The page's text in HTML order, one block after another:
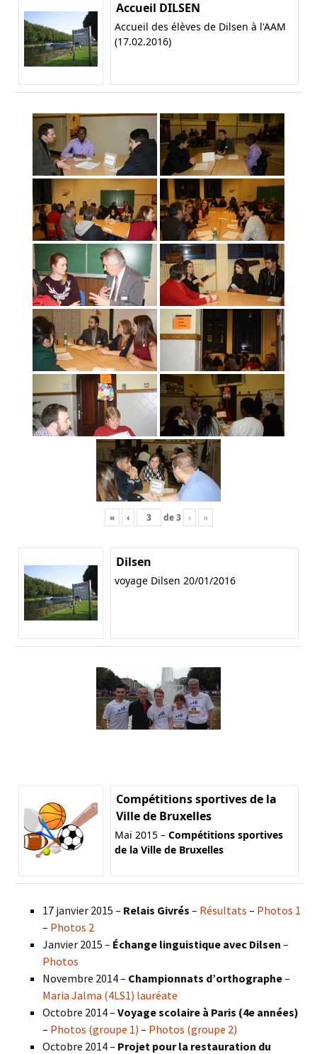
Accueil DILSEN
Accueil des élèves de Dilsen à l'AAM
(17.02.2016)
« ‹ de3 › »
Dilsen
voyage Dilsen 20/01/2016
Compétitions sportives de la
Ville de Bruxelles
Mai 2015 – Compétitions sportives
de la Ville de Bruxelles
17 janvier 2015 – Relais Givrés – Résultats – Photos 1
– Photos 2
Janvier 2015 – Échange linguistique avec Dilsen –
Photos
Novembre 2014 – Championnats d’orthographe–
Maria Jalma (4LS1) lauréate
Octobre 2014 – Voyage scolaire à Paris (4e années)
– Photos (groupe 1) – Photos (groupe 2)
Octobre 2014 – Projet pour la restauration du